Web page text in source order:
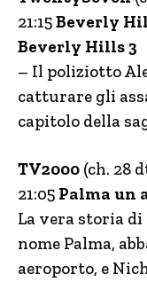
21:15Beverly
Beverly Hills 3
– Il poliziotto
catturare gli
capitolo della
TV2000 (ch. 28
21:05 Palma un
La vera storia
nome Palma,
aeroporto, e